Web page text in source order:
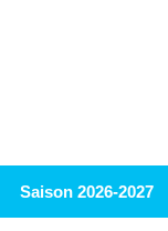
Saison 2026-2027